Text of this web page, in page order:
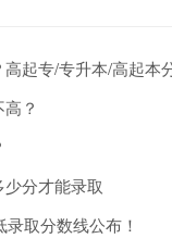
起专/专升本/高起本
？
分才能录取
取分数线公布！